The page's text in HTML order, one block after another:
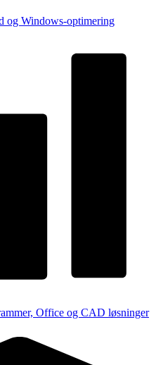
og Windows-optimering
Office og CAD løsninger